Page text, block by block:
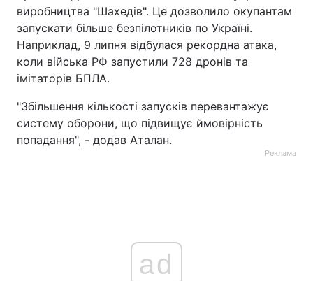
виробництва "Шахедів". Це дозволило окупантам
запускати більше безпілотників по Україні.
Наприклад, 9 липня відбулася рекордна атака,
коли війська РФ запустили 728 дронів та
імітаторів БПЛА.
"Збільшення кількості запусків перевантажує
систему оборони, що підвищує ймовірність
попадання", - додав Аталан.
Реклама
ad